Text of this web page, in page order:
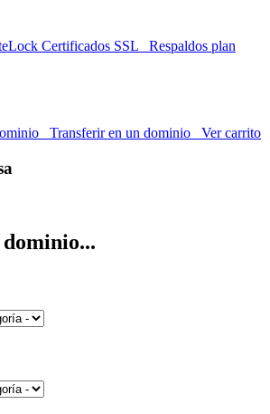
Certificados SSL
Respaldos plan
Transferir en un dominio Ver carrito
dominio...